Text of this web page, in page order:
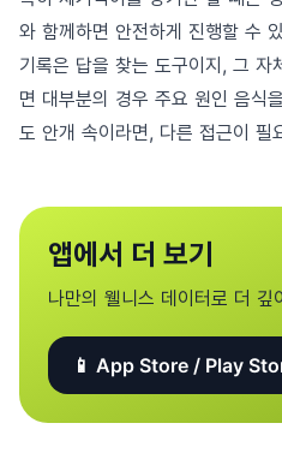
와 함께하면 안전하게 진행할 수
기록은 답을 찾는 도구이지, 그 자
면 대부분의 경우 주요 원인 음식
도 안개 속이라면, 다른 접근이 필
앱에서 더 보기
나만의 웰니스 데이터로 더 깊
📱 App Store / Play